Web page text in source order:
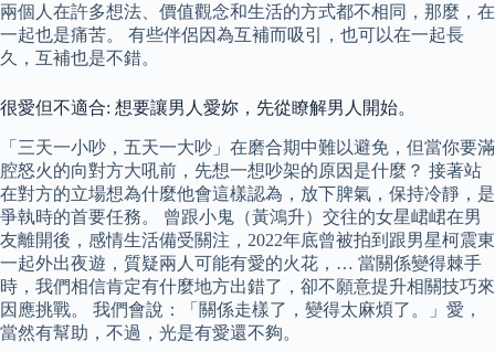
兩個人在許多想法、價值觀念和生活的方式都不相同，那麼，在
一起也是痛苦。 有些伴侶因為互補而吸引，也可以在一起長
久，互補也是不錯。
很愛但不適合: 想要讓男人愛妳，先從瞭解男人開始。
「三天一小吵，五天一大吵」在磨合期中難以避免，但當你要滿
腔怒火的向對方大吼前，先想一想吵架的原因是什麼？ 接著站
在對方的立場想為什麼他會這樣認為，放下脾氣，保持冷靜，是
爭執時的首要任務。 曾跟小鬼（黃鴻升）交往的女星峮峮在男
友離開後，感情生活備受關注，2022年底曾被拍到跟男星柯震東
一起外出夜遊，質疑兩人可能有愛的火花，… 當關係變得棘手
時，我們相信肯定有什麼地方出錯了，卻不願意提升相關技巧來
因應挑戰。 我們會說：「關係走樣了，變得太麻煩了。」愛，
當然有幫助，不過，光是有愛還不夠。